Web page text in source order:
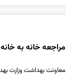
مراجعه خانه به خانه وزارت
معاونت بهداشت وزارت